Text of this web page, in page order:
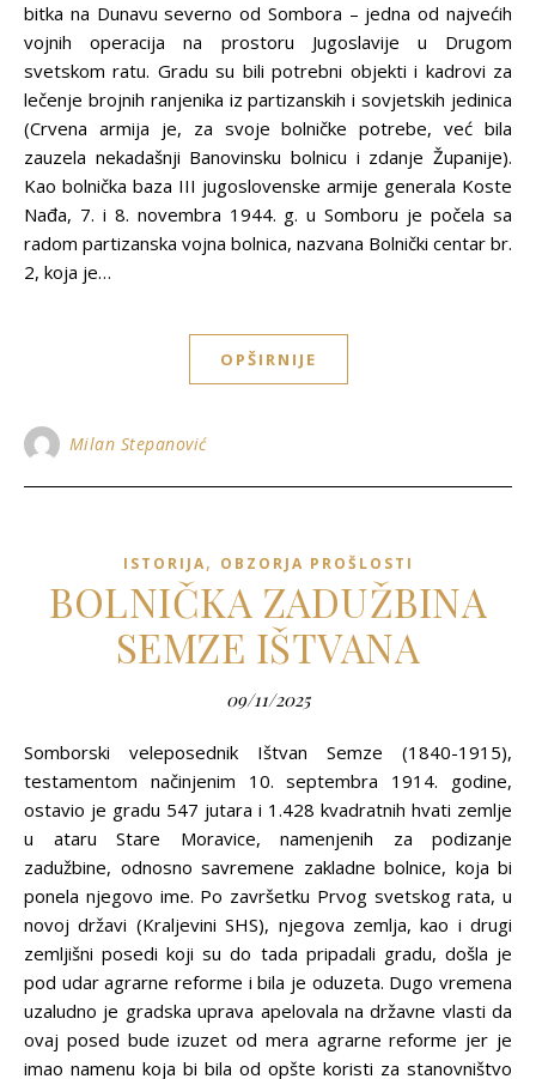
bitka na Dunavu severno od Sombora – jedna od najvećih
vojnih operacija na prostoru Jugoslavije u Drugom
svetskom ratu. Gradu su bili potrebni objekti i kadrovi za
lečenje brojnih ranjenika iz partizanskih i sovjetskih jedinica
(Crvena armija je, za svoje bolničke potrebe, već bila
zauzela nekadašnji Banovinsku bolnicu i zdanje Županije).
Kao bolnička baza III jugoslovenske armije generala Koste
Nađa, 7. i 8. novembra 1944. g. u Somboru je počela sa
radom partizanska vojna bolnica, nazvana Bolnički centar br.
2, koja je…
OPŠIRNIJE
Milan Stepanović
ISTORIJA, OBZORJA PROŠLOSTI
BOLNIČKA ZADUŽBINA
SEMZE IŠTVANA
09/11/2025
Somborski veleposednik Ištvan Semze (1840-1915),
testamentom načinjenim 10. septembra 1914. godine,
ostavio je gradu 547 jutara i 1.428 kvadratnih hvati zemlje
u ataru Stare Moravice, namenjenih za podizanje
zadužbine, odnosno savremene zakladne bolnice, koja bi
ponela njegovo ime. Po završetku Prvog svetskog rata, u
novoj državi (Kraljevini SHS), njegova zemlja, kao i drugi
zemljišni posedi koji su do tada pripadali gradu, došla je
pod udar agrarne reforme i bila je oduzeta. Dugo vremena
uzaludno je gradska uprava apelovala na državne vlasti da
ovaj posed bude izuzet od mera agrarne reforme jer je
imao namenu koja bi bila od opšte koristi za stanovništvo